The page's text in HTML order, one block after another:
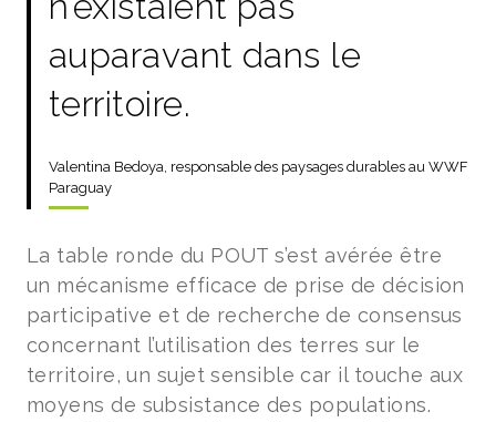
auparavant dans le
territoire.
Valentina Bedoya, responsable des paysages durables au WWF
Paraguay
La table ronde du POUT s’est avérée être
un mécanisme efficace de prise de décision
participative et de recherche de consensus
concernant l’utilisation des terres sur le
territoire, un sujet sensible car il touche aux
moyens de subsistance des populations.